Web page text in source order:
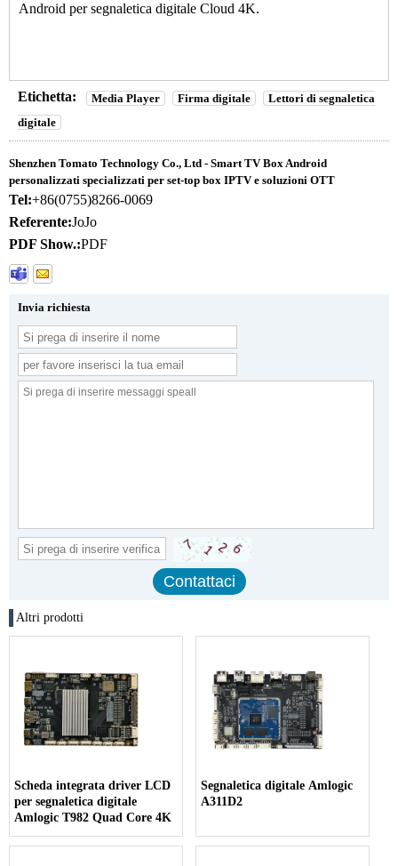
Android per segnaletica digitale Cloud 4K.
Etichetta: Media Player Firma digitale
Lettori di segnaletica
digitale
Shenzhen Tomato Technology Co., Ltd - Smart TV Box Android
personalizzati specializzati per set-top box IPTV e soluzioni OTT
Tel:+86(0755)8266-0069
Referente:JoJo
PDF Show.:PDF
Invia richiesta
Altri prodotti
Scheda integrata driver LCD
per segnaletica digitale
Amlogic T982 Quad Core 4K
Segnaletica digitale Amlogic
A311D2